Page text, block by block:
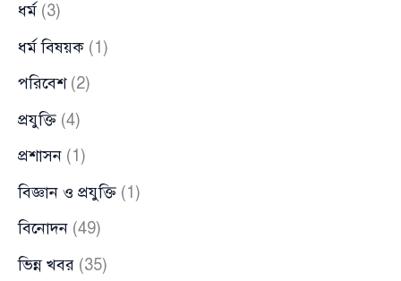
ধর্ম (3)
ধর্ম বিষয়ক (1)
পরিবেশ(2)
প্রযুক্তি (4)
প্রশাসন (1)
বিজ্ঞান ও প্রযুক্তি (1)
বিনোদন (49)
ভিন্ন খবর (35)